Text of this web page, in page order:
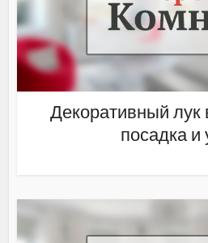
Декоративный лук
посадка и